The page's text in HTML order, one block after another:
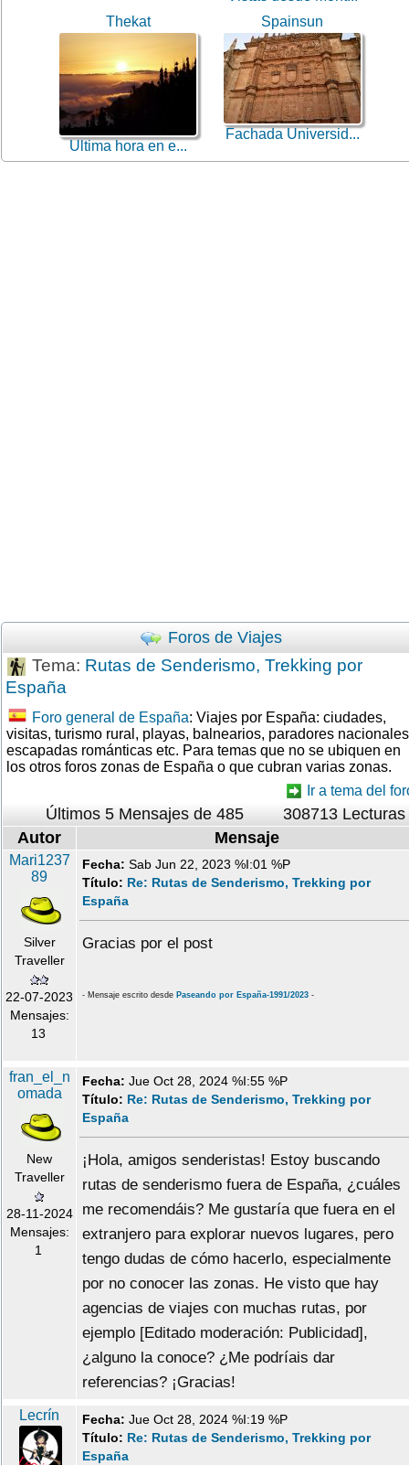
Thekat
Ultima hora en e...
Spainsun
Fachada Universid...
Foros de Viajes
Tema: Rutas de Senderismo, Trekking por
España
Foro general de España: Viajes por España: ciudades,
visitas, turismo rural, playas, balnearios, paradores
escapadas románticas etc. Para temas que no se ubiquen en
los otros foros zonas de España o que cubran varias zonas.
Ir a tema del
Últimos 5 Mensajes de 485
308713 Lecturas
Autor
Mensaje
Mari1237
89
Silver
Traveller
22-07-2023
Mensajes:
13
Fecha: Sab Jun 22, 2023 %I:01 %P
Título: Re: Rutas de Senderismo, Trekking por
España
Gracias por el post
- Mensaje escrito desde Paseando por España-1991/2023 -
fran_el_n
omada
New
Traveller
28-11-2024
Mensajes:
1
Fecha: Jue Oct 28, 2024 %I:55 %P
Título: Re: Rutas de Senderismo, Trekking por
España
¡Hola, amigos senderistas! Estoy buscando
rutas de senderismo fuera de España, ¿cuáles
me recomendáis? Me gustaría que fuera en el
extranjero para explorar nuevos lugares, pero
tengo dudas de cómo hacerlo, especialmente
por no conocer las zonas. He visto que hay
agencias de viajes con muchas rutas, por
ejemplo [Editado moderación: Publicidad],
¿alguno la conoce? ¿Me podríais dar
referencias? ¡Gracias!
Lecrín Fecha: Jue Oct 28, 2024 %I:19 %P
Título: Re: Rutas de Senderismo, Trekking por
España